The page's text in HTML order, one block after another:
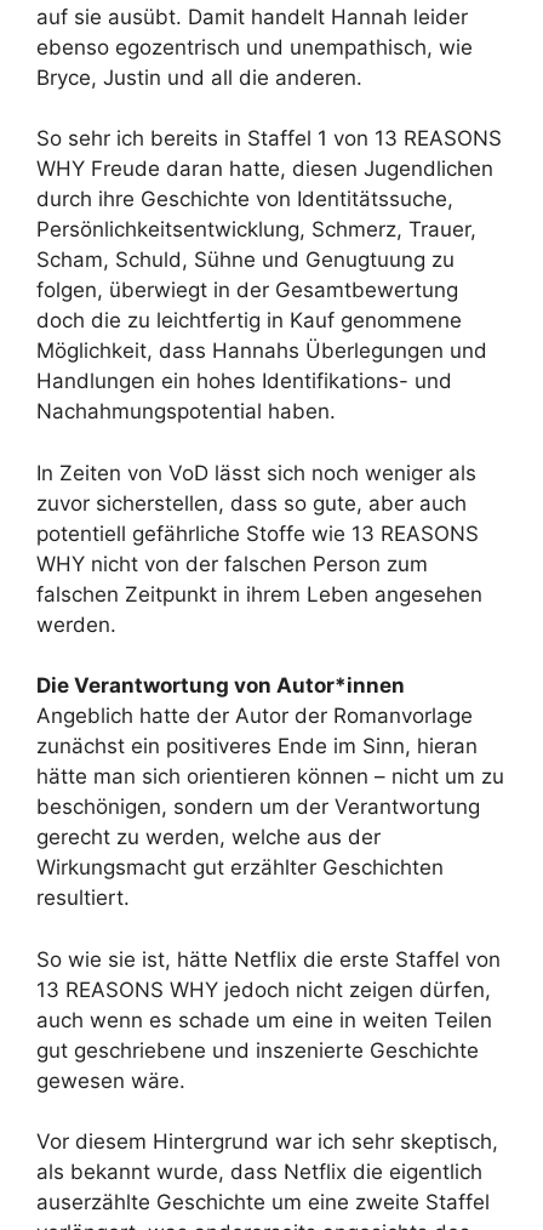
auf sie ausübt. Damit handelt Hannah leider
ebenso egozentrisch und unempathisch, wie
Bryce, Justin und all die anderen.
So sehr ich bereits in Staffel 1 von 13 REASONS
WHY Freude daran hatte, diesen Jugendlichen
durch ihre Geschichte von Identitätssuche,
Persönlichkeitsentwicklung, Schmerz, Trauer,
Scham, Schuld, Sühne und Genugtuung zu
folgen, überwiegt in der Gesamtbewertung
doch die zu leichtfertig in Kauf genommene
Möglichkeit, dass Hannahs Überlegungen und
Handlungen ein hohes Identifikations- und
Nachahmungspotential haben.
In Zeiten von VoD lässt sich noch weniger als
zuvor sicherstellen, dass so gute, aber auch
potentiell gefährliche Stoffe wie 13 REASONS
WHY nicht von der falschen Person zum
falschen Zeitpunkt in ihrem Leben angesehen
werden.
Die Verantwortung von Autor*innen
Angeblich hatte der Autor der Romanvorlage
zunächst ein positiveres Ende im Sinn, hieran
hätte man sich orientieren können – nicht um zu
beschönigen, sondern um der Verantwortung
gerecht zu werden, welche aus der
Wirkungsmacht gut erzählter Geschichten
resultiert.
So wie sie ist, hätte Netflix die erste Staffel von
13 REASONS WHY jedoch nicht zeigen dürfen,
auch wenn es schade um eine in weiten Teilen
gut geschriebene und inszenierte Geschichte
gewesen wäre.
Vor diesem Hintergrund war ich sehr skeptisch,
als bekannt wurde, dass Netflix die eigentlich
auserzählte Geschichte um eine zweite Staffel